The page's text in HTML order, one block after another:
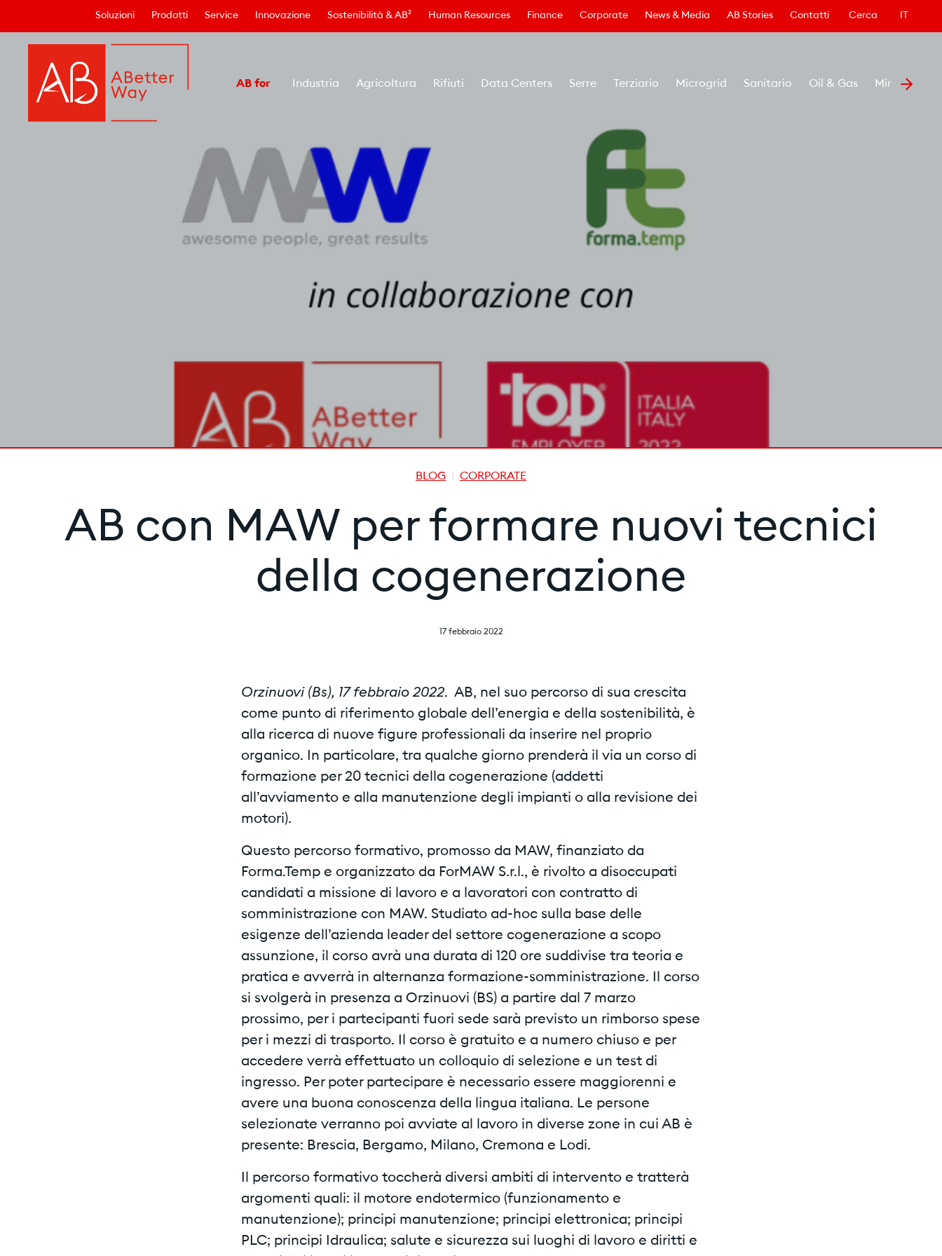
Soluzioni Prodotti Service Innovazione Sostenibilità & AB² Human Resources Finance Corporate News & Media AB Stories Contatti Cerca IT
AB for Industria Agricoltura Rifiuti Data Centers Serre Terziario Microgrid Sanitario Oil & Gas Minerario
BLOG CORPORATE
AB con MAW per formare nuovi tecnici
della cogenerazione
17 febbraio 2022
Orzinuovi (Bs), 17 febbraio 2022. AB, nel suo percorso di sua crescita
come punto di riferimento globale dell’energia e della sostenibilità, è
alla ricerca di nuove figure professionali da inserire nel proprio
organico. In particolare, tra qualche giorno prenderà il via un corso di
formazione per 20 tecnici della cogenerazione (addetti
all’avviamento e alla manutenzione degli impianti o alla revisione dei
motori).
Questo percorso formativo, promosso da MAW, finanziato da
Forma.Temp e organizzato da ForMAW S.r.l., è rivolto a disoccupati
candidati a missione di lavoro e a lavoratori con contratto di
somministrazione con MAW. Studiato ad-hoc sulla base delle
esigenze dell’azienda leader del settore cogenerazione a scopo
assunzione, il corso avrà una durata di 120 ore suddivise tra teoria e
pratica e avverrà in alternanza formazione-somministrazione. Il corso
si svolgerà in presenza a Orzinuovi (BS) a partire dal 7 marzo
prossimo, per i partecipanti fuori sede sarà previsto un rimborso spese
per i mezzi di trasporto. Il corso è gratuito e a numero chiuso e per
accedere verrà effettuato un colloquio di selezione e un test di
ingresso. Per poter partecipare è necessario essere maggiorenni e
avere una buona conoscenza della lingua italiana. Le persone
selezionate verranno poi avviate al lavoro in diverse zone in cui AB è
presente: Brescia, Bergamo, Milano, Cremona e Lodi.
Il percorso formativo toccherà diversi ambiti di intervento e tratterà
argomenti quali: il motore endotermico (funzionamento e
manutenzione); principi manutenzione; principi elettronica; principi
PLC; principi Idraulica; salute e sicurezza sui luoghi di lavoro e diritti e